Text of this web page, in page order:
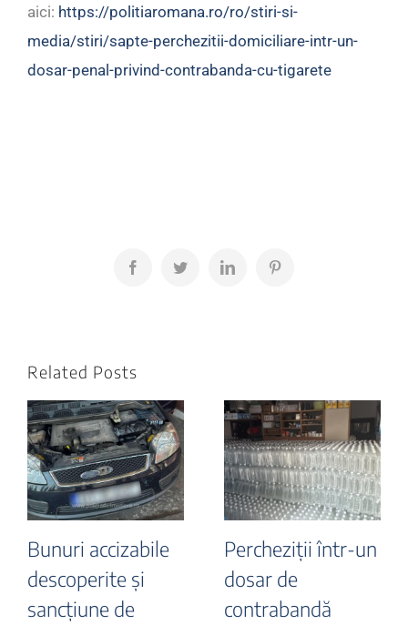
aici: https://politiaromana.ro/ro/stiri-si-
media/stiri/sapte-perchezitii-domiciliare-intr-un-
dosar-penal-privind-contrabanda-cu-tigarete
FacebookTwitter LinkedInPinterest
Related Posts
Bunuri accizabile
descoperite și
sancțiune de
Percheziții într-un
dosar de
contrabandă